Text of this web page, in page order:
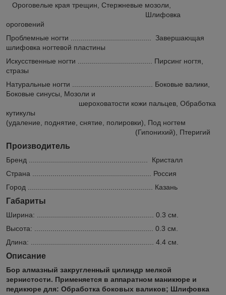
Ороговелые края трещин, Стержневые мозоли,
Шлифовка
ороговений
Проблемные ногти ........................................ Завершающая
шлифовка ногтевой пластины
Искусственные ногти ..................................... Пирсинг ногтя,
стразы
Натуральные ногти ........................................ Боковые валики,
Боковые синусы, Мозоли и
шероховатости кожи пальцев, Обработка
кутикулы
(удаление, поднятие, снятие, полировки), Под ногтем
(Гипонихий), Птеригий
Производитель
Бренд ........................................................... Кристалл
Страна ........................................................... Россия
Город .............................................................. Казань
Габариты
Ширина: .......................................................... 0.3 см.
Высота: ........................................................... 0.3 см.
Длина: ............................................................. 4.4 см.
Описание
Бор алмазный закругленный цилиндр мелкой
зернистости. Применяется в аппаратном маникюре и
педикюре для: Обработка боковых валиков; Шлифовка